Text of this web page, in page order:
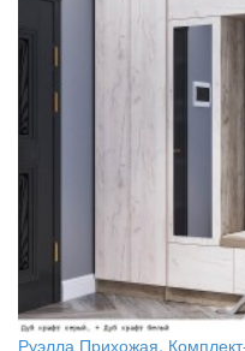
Руэлла Прихожая,